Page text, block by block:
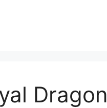
Dragon